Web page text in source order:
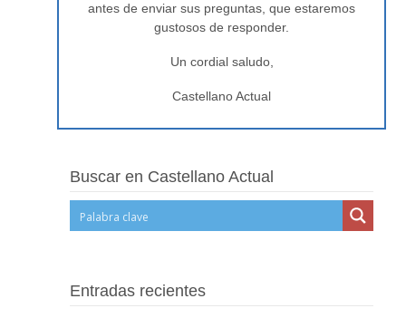
antes de enviar sus preguntas, que estaremos
gustosos de responder.
Un cordial saludo,
Castellano Actual
Buscar en Castellano Actual
Entradas recientes